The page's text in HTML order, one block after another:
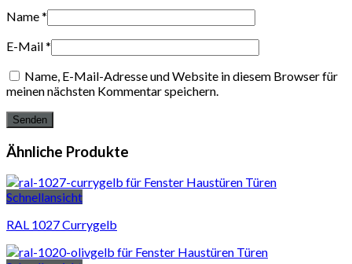
Name*
E-Mail*
Name, E-Mail-Adresse und Website in diesem Browser für
meinen nächsten Kommentar speichern.
Ähnliche Produkte
Schnellansicht
RAL 1027 Currygelb